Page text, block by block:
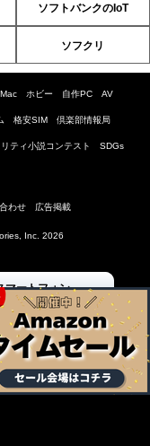
ソフトバンクのIoT
ソフクリ
ホビー 自作PC AV
格安SIM 倶楽部情報局
ティ小説コンテスト SDGs
わせ 広告掲載
Inc. 2026
マートフォン